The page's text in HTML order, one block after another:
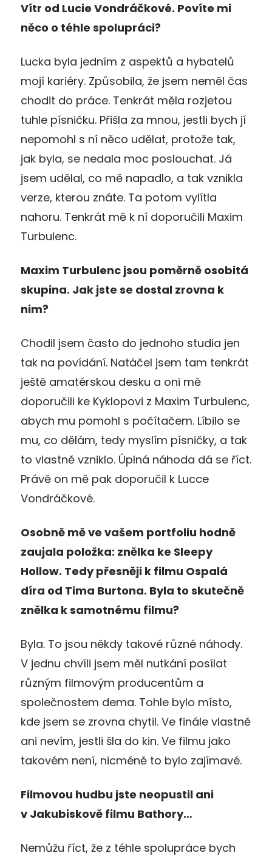
Vítr od Lucie Vondráčkové. Povíte mi
něco o téhle spolupráci?
Lucka byla jedním z aspektů a hybatelů
mojí kariéry. Způsobila, že jsem neměl čas
chodit do práce. Tenkrát měla rozjetou
tuhle písničku. Přišla za mnou, jestli bych jí
nepomohl s ní něco udělat, protože tak,
jak byla, se nedala moc poslouchat. Já
jsem udělal, co mě napadlo, a tak vznikla
verze, kterou znáte. Ta potom vylítla
nahoru. Tenkrát mě k ní doporučili Maxim
Turbulenc.
Maxim Turbulenc jsou poměrně osobitá
skupina. Jak jste se dostal zrovna k
nim?
Chodil jsem často do jednoho studia jen
tak na povídání. Natáčel jsem tam tenkrát
ještě amatérskou desku a oni mě
doporučili ke Kyklopovi z Maxim Turbulenc,
abych mu pomohl s počítačem. Líbilo se
mu, co dělám, tedy myslím písničky, a tak
to vlastně vzniklo. Úplná náhoda dá se říct.
Právě on mě pak doporučil k Lucce
Vondráčkové.
Osobně mě ve vašem portfoliu hodně
zaujala položka: znělka ke Sleepy
Hollow. Tedy přesněji k filmu Ospalá
díra od Tima Burtona. Byla to skutečně
znělka k samotnému filmu?
Byla. To jsou někdy takové různé náhody.
V jednu chvíli jsem měl nutkání posílat
různým filmovým producentům a
společnostem dema. Tohle bylo místo,
kde jsem se zrovna chytil. Ve finále vlastně
ani nevím, jestli šla do kin. Ve filmu jako
takovém není, nicméně to bylo zajímavé.
Filmovou hudbu jste neopustil ani
v Jakubiskově filmu Bathory…
Nemůžu říct, že z téhle spolupráce bych